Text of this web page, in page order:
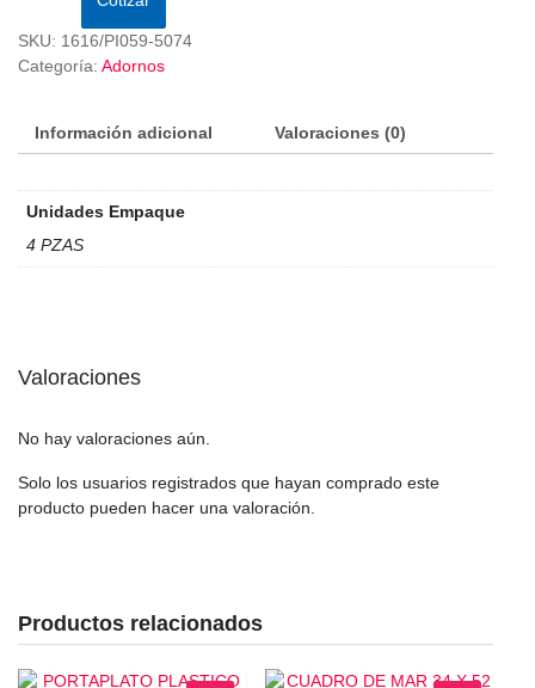
SKU: 1616/PI059-5074
Categoría: Adornos
Información adicional Valoraciones (0)
Unidades Empaque
4 PZAS
Valoraciones
No hay valoraciones aún.
Solo los usuarios registrados que hayan comprado este
producto pueden hacer una valoración.
Productos relacionados